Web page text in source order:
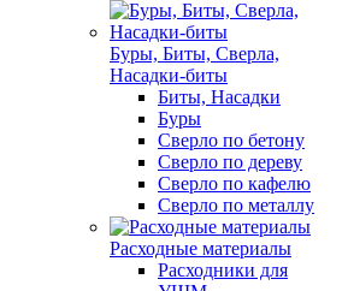
Буры, Биты, Сверла,
Насадки-биты
Биты, Насадки
Буры
Сверло по бетону
Сверло по дереву
Сверло по кафелю
Сверло по металлу
Расходные материалы
Расходники для